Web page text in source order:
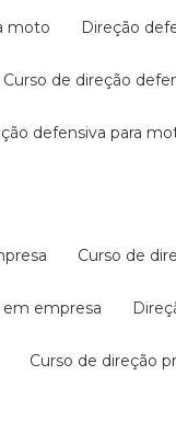
moto direção
curso de direção
defensiva para
curso de
empresa
curso de direção